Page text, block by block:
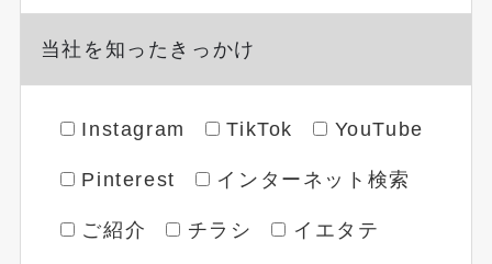
当社を知ったきっかけ
Instagram TikTok YouTube
Pinterest インターネット検索
ご紹介 チラシ イエタテ